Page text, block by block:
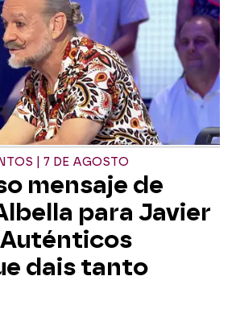
| 7 DE AGOSTO
mensaje de
para Javier
dais tanto